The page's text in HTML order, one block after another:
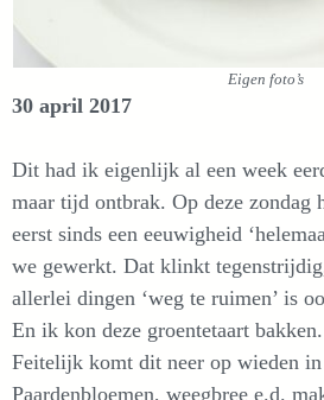
Eigen foto’s
30 april 2017
Dit had ik eigenlijk al een week
maar tijd ontbrak. Op deze zondag
eerst sinds een eeuwigheid
we gewerkt. Dat klinkt
allerlei dingen ‘weg te ruimen’ is
En ik kon deze groentetaart bakken.
Feitelijk komt dit neer op wieden
Paardenbloemen, weegbree e.d.